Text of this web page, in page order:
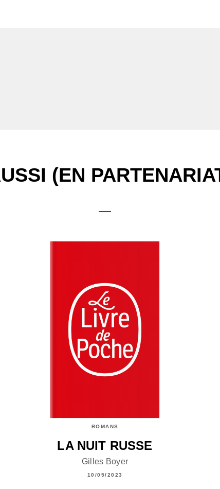
(EN
ROMANS
LA NUIT RUSSE
Gilles Boyer
10/05/2023